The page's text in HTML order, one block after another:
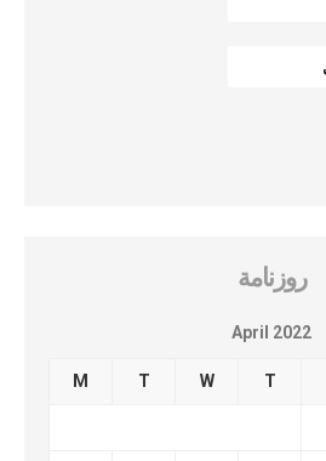
روزنامة
April 2022
M T W T